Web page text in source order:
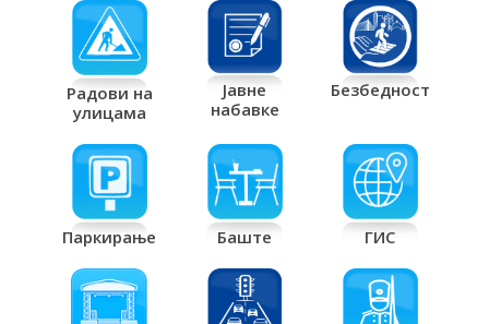
Радови на
улицама
Јавне
набавке
Безбедност
Паркирање Баште ГИС